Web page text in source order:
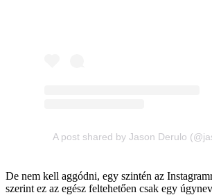
A post shared by Jason Derulo
De nem kell aggódni, egy szintén az
szerint ez az egész feltehetően csak egy